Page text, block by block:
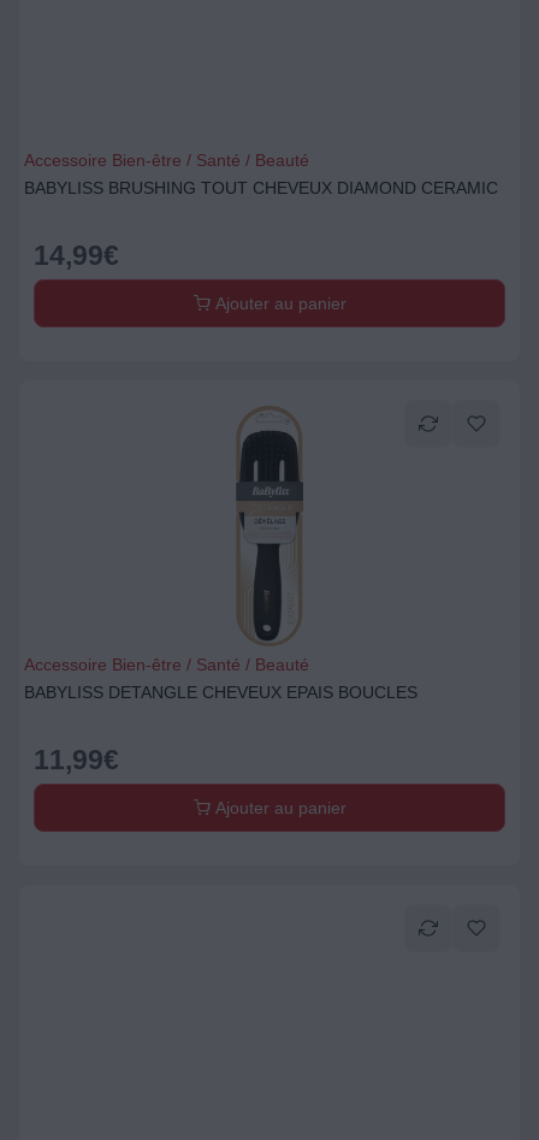
Accessoire Bien-être / Santé / Beauté
BABYLISS BRUSHING TOUT CHEVEUX DIAMOND CERAMIC
14,99€
Ajouter au panier
Accessoire Bien-être / Santé / Beauté
BABYLISS DETANGLE CHEVEUX EPAIS BOUCLES
11,99€
Ajouter au panier